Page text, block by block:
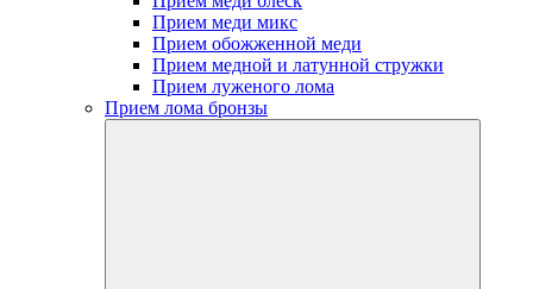
Прием меди микс
Прием обожженной меди
Прием медной и латунной стружки
Прием луженого лома
Прием лома бронзы